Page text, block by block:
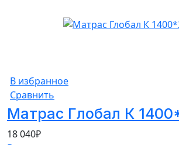
В избранное
Сравнить
Матрас Глобал К
18 040₽